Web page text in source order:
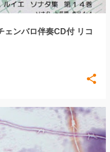
ェンバロ伴奏CD付 リコ